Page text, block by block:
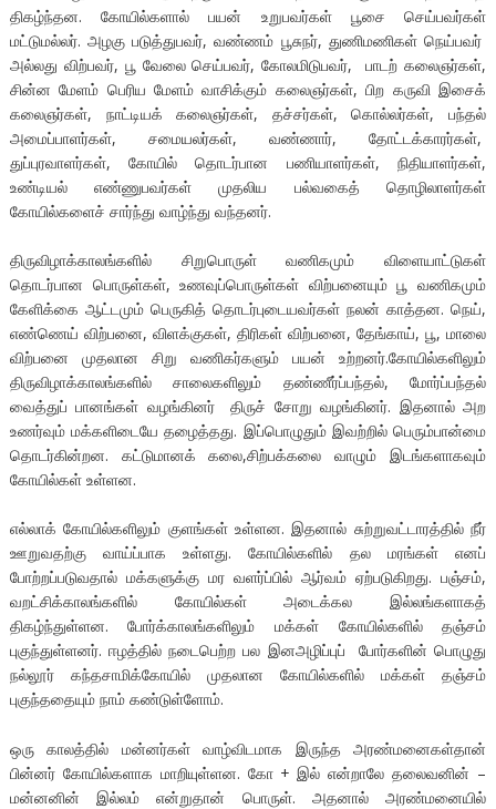
திகழ்ந்தன. கோயில்களால் பயன் உறுபவர்கள் பூசை செய்பவர்கள்
மட்டுமல்லர். அழகு படுத்துபவர், வண்ணம் பூசுநர், துணிமணிகள் நெய்பவர்
அல்லது விற்பவர், பூ வேலை செய்பவர், கோலமிடுபவர், பாடற் கலைஞர்கள்,
சின்ன மேளம் பெரிய மேளம் வாசிக்கும் கலைஞர்கள், பிற கருவி இசைக்
கலைஞர்கள், நாட்டியக் கலைஞர்கள், தச்சர்கள், கொல்லர்கள், பந்தல்
அமைப்பாளர்கள், சமையலர்கள், வண்ணார், தோட்டக்காரர்கள்,
துப்புரவாளர்கள், கோயில் தொடர்பான பணியாளர்கள், நிதியாளர்கள்,
உண்டியல் எண்ணுபவர்கள் முதலிய பல்வகைத் தொழிலாளர்கள்
கோயில்களைச் சார்ந்து வாழ்ந்து வந்தனர்.
திருவிழாக்காலங்களில் சிறுபொருள் வணிகமும் விளையாட்டுகள்
தொடர்பான பொருள்கள், உணவுப்பொருள்கள் விற்பனையும் பூ வணிகமும்
கேளிக்கை ஆட்டமும் பெருகித் தொடர்புடையவர்கள் நலன் காத்தன. நெய்,
எண்ணெய் விற்பனை, விளக்குகள், திரிகள் விற்பனை, தேங்காய், பூ, மாலை
விற்பனை முதலான சிறு வணிகர்களும் பயன் உற்றனர்.கோயில்களிலும்
திருவிழாக்காலங்களில் சாலைகளிலும் தண்ணீர்ப்பந்தல், மோர்ப்பந்தல்
வைத்துப் பானங்கள் வழங்கினர் திருச் சோறு வழங்கினர். இதனால் அற
உணர்வும் மக்களிடையே தழைத்தது. இப்பொழுதும் இவற்றில் பெரும்பான்மை
தொடர்கின்றன. கட்டுமானக் கலை,சிற்பக்கலை வாழும் இடங்களாகவும்
கோயில்கள் உள்ளன.
எல்லாக் கோயில்களிலும் குளங்கள் உள்ளன. இதனால் சுற்றுவட்டாரத்தில் நீர்
ஊறுவதற்கு வாய்ப்பாக உள்ளது. கோயில்களில் தல மரங்கள் எனப்
போற்றப்படுவதால் மக்களுக்கு மர வளர்ப்பில் ஆர்வம் ஏற்படுகிறது. பஞ்சம்,
வறட்சிக்காலங்களில் கோயில்கள் அடைக்கல இல்லங்களாகத்
திகழ்ந்துள்ளன. போர்க்காலங்களிலும் மக்கள் கோயில்களில் தஞ்சம்
புகுந்துள்ளனர். ஈழத்தில் நடைபெற்ற பல இனஅழிப்புப் போர்களின் பொழுது
நல்லூர் கந்தசாமிக்கோயில் முதலான கோயில்களில் மக்கள் தஞ்சம்
புகுந்ததையும் நாம் கண்டுள்ளோம்.
ஒரு காலத்தில் மன்னர்கள் வாழ்விடமாக இருந்த அரண்மனைகள்தான்
பின்னர் கோயில்களாக மாறியுள்ளன. கோ + இல் என்றாலே தலைவனின் –
மன்னனின் இல்லம் என்றுதான் பொருள். அதனால் அரண்மனையில்